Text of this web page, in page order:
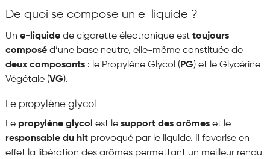
De quoi se compose un e-liquide ?
Un e-liquidede cigarette électronique est toujours
composéd’une base neutre, elle-même constituée de
deux composants: le Propylène Glycol (PG) et le Glycérine
Végétale (VG).
Le propylène glycol
Le propylène glycol est le support des arômeset le
responsable du hit provoqué par le liquide. Il favorise en
effet la libération des arômes permettant un meilleur rendu